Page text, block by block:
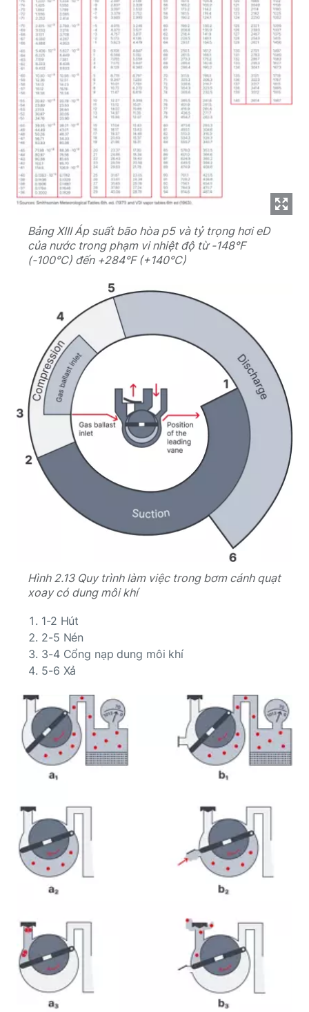
Bảng XIII Áp suất bão hòa p5 và tỷ trọng hơi eD
của nước trong phạm vi nhiệt độ từ -148°F
(-100°C) đến +284°F (+140°C)
Hình 2.13 Quy trình làm việc trong bơm cánh quạt
xoay có dung môi khí
1-2 Hút
2-5 Nén
3-4 Cổng nạp dung môi khí
5-6 Xả